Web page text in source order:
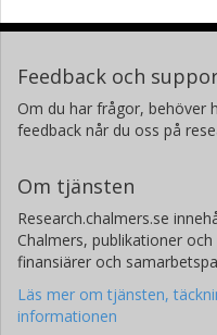
Feedback och
Om du har frågor, behöver
feedback når du oss på
Om tjänsten
Research.chalmers.se
Chalmers, publikationer
finansiärer och
Läs mer om tjänsten,
informationen